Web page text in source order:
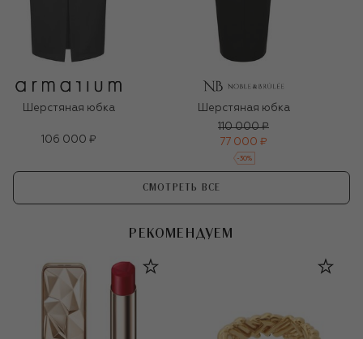
Шерстяная юбка
106 000 ₽
Шерстяная юбка
110 000 ₽
77 000 ₽
-30%
СМОТРЕТЬ ВСЕ
РЕКОМЕНДУЕМ